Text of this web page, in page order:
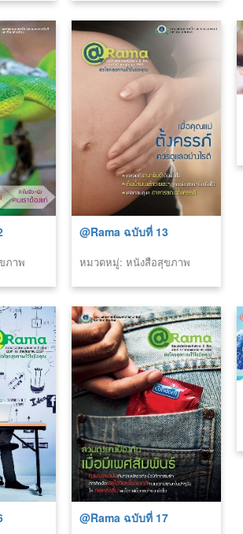
ภาพ
@Rama ฉบับที่ 13
หมวดหมู่: หนังสือสุขภาพ
@Rama ฉบับที่ 17